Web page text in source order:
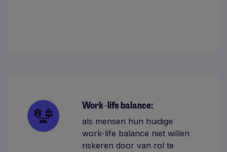
Work–life balance:
als mensen hun huidige
work-life balance niet willen
riskeren door van rol te